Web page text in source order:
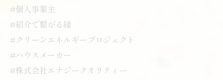
#個人事業主
#紹介で繋がる縁
#クリーンエネルギープロジェクト
#ハウスメーカー
#株式会社エナジークオリティー